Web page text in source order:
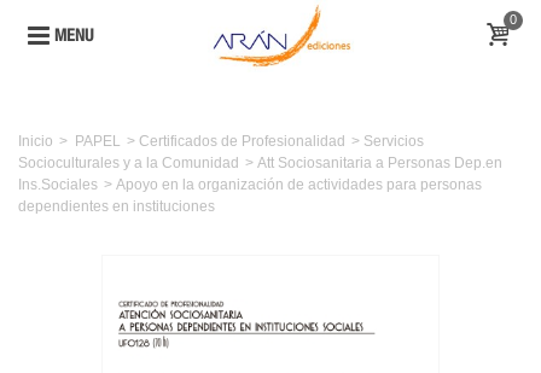
MENU
0
Inicio > PAPEL > Certificados de Profesionalidad > Servicios
Socioculturales y a la Comunidad > Att Sociosanitaria a Personas Dep.en
Ins.Sociales > Apoyo en la organización de actividades para personas
dependientes en instituciones